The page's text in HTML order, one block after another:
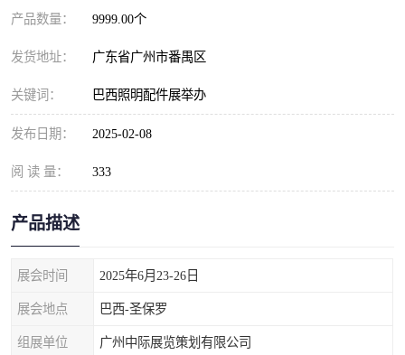
产品数量： 9999.00个
发货地址： 广东省广州市番禺区
关键词： 巴西照明配件展举办
发布日期： 2025-02-08
阅 读 量： 333
产品描述
展会时间 2025年6月23-26日
展会地点 巴西-圣保罗
组展单位 广州中际展览策划有限公司